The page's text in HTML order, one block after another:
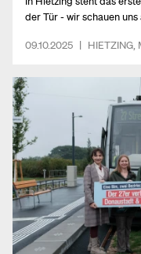
der Tür - wir schauen
09.10.2025 | HIETZING